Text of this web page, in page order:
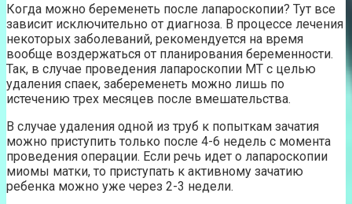
Когда можно беременеть после лапароскопии? Тут все
зависит исключительно от диагноза. В процессе лечения
некоторых заболеваний, рекомендуется на время
вообще воздержаться от планирования беременности.
Так, в случае проведения лапароскопии МТ с целью
удаления спаек, забеременеть можно лишь по
истечению трех месяцев после вмешательства.
В случае удаления одной из труб к попыткам зачатия
можно приступить только после 4-6 недель с момента
проведения операции. Если речь идет о лапароскопии
миомы матки, то приступать к активному зачатию
ребенка можно уже через 2-3 недели.